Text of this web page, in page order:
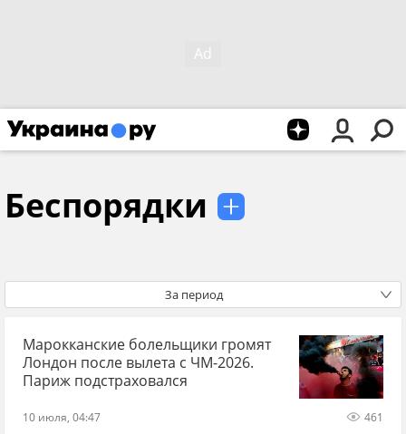
Беспорядки
За период
Марокканские болельщики громят
Лондон после вылета с ЧМ-2026.
Париж подстраховался
10 июля, 04:47 461